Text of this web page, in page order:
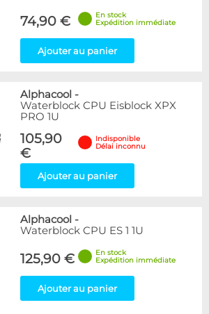
74,90 €
En stock
Expédition immédiate
Ajouter au panier
Alphacool -
Waterblock CPU Eisblock XPX
PRO 1U
105,90
€
Indisponible
Délai inconnu
Ajouter au panier
Alphacool -
Waterblock CPU ES 1 1U
125,90 €
En stock
Expédition immédiate
Ajouter au panier